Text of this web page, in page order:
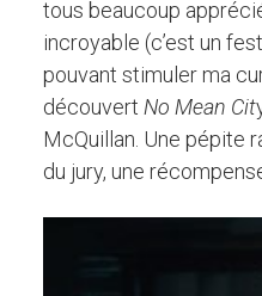
tous beaucoup
incroyable (c’est un
pouvant stimuler ma
découvert No Mean Cit
McQuillan. Une pépite
du jury, une